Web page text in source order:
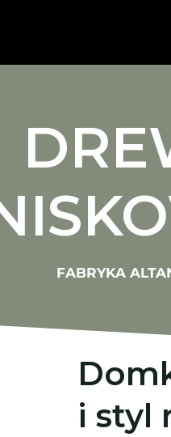
FABRYKA
i styl